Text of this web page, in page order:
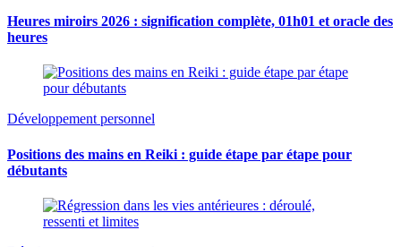
Heures miroirs 2026 : signification complète, 01h01 et oracle des
heures
Développement personnel
Positions des mains en Reiki : guide étape par étape pour
débutants